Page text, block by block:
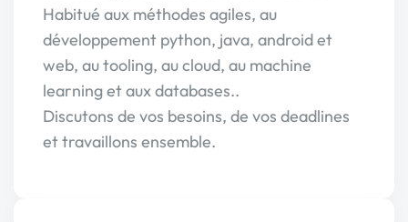
Habitué aux méthodes agiles, au
développement python, java, android et
web, au tooling, au cloud, au machine
learning et aux databases..
Discutons de vos besoins, de vos deadlines
et travaillons ensemble.